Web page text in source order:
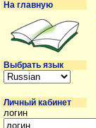
На главную
Выбрать язык
Личный кабинет
логин